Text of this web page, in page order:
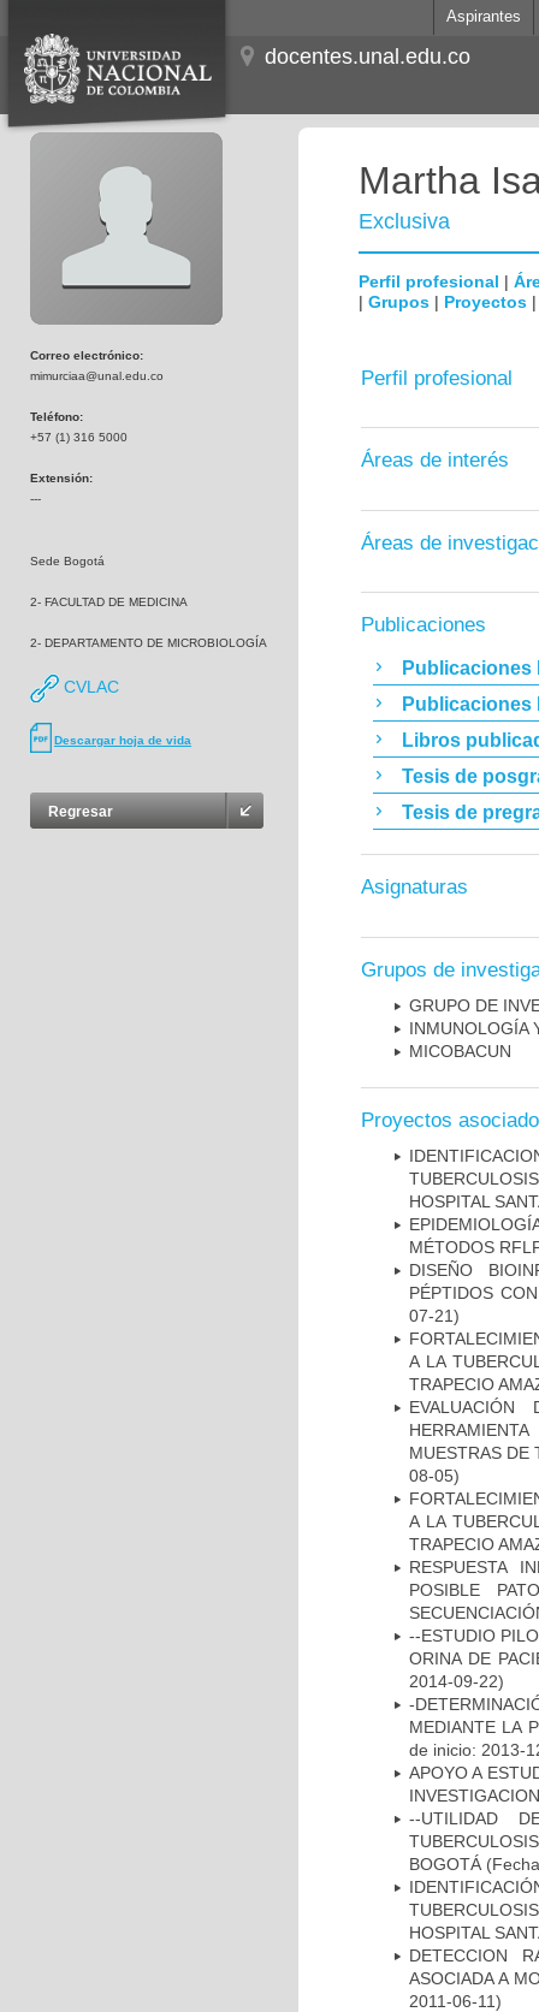
Aspirantes
docentes.unal.edu.co
Correo electrónico:
mimurciaa@unal.edu.co
Teléfono:
+57 (1) 316 5000
Extensión:
---
Sede Bogotá
2- FACULTAD DE MEDICINA
2- DEPARTAMENTO DE MICROBIOLOGÍA
CVLAC
Descargar hoja de vida
Regresar
Martha
Exclusiva
Perfil profesional |
| Grupos | Proyectos
Perfil profesional
Áreas de interés
Áreas de
Publicaciones
Publicaciones
Publicaciones
Libros
Tesis de
Tesis de
Asignaturas
Grupos de
GRUPO DE
INMUNOLOGÍA
MICOBAC­UN
Proyectos
HOSPITAL
MÉTODOS
DISEÑO
PÉPTIDOS
07-21)
A LA
TRAPECIO
MUESTRAS DE
08-05)
A LA
TRAPECIO
RESPUESTA
POSIBLE
--ESTUDIO
ORINA DE
2014-09-22)
-
MEDIANTE LA
de inicio: 2013-
APOYO A
--UTILIDAD
BOGOTÁ
HOSPITAL
DETECCION
ASOCIADA A
2011-06-11)